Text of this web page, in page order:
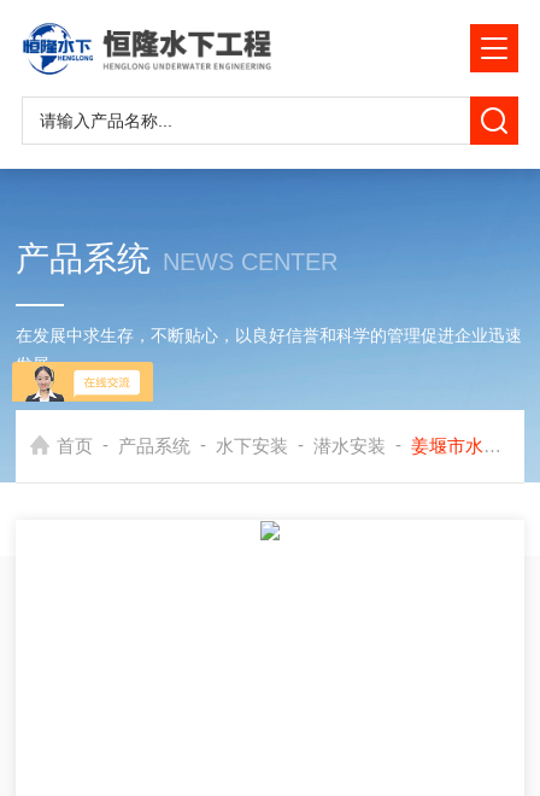
产品系统 NEWS CENTER
在发展中求生存，不断贴心，以良好信誉和科学的管理促进企业迅速
发展
首页 - 产品系统 - 水下安装 - 潜水安装 - 姜堰市水下安装公司